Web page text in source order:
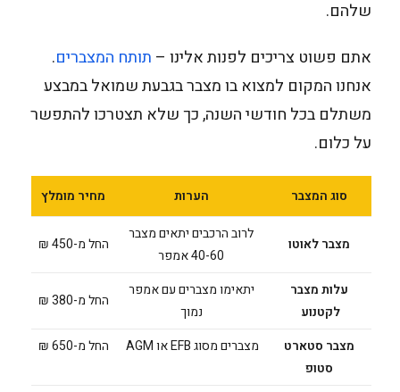
שלהם.
אתם פשוט צריכים לפנות אלינו – תותח המצברים.
אנחנו המקום למצוא בו מצבר בגבעת שמואל במבצע
משתלם בכל חודשי השנה, כך שלא תצטרכו להתפשר
על כלום.
סוג המצבר הערות מחיר מומלץ
מצבר לאוטו
לרוב הרכבים יתאים מצבר
40-60 אמפר
החל מ-450 ₪
עלות מצבר
לקטנוע
יתאימו מצברים עם אמפר
נמוך
החל מ-380 ₪
מצבר סטארט
סטופ
מצברים מסוג EFB או AGM החל מ-650 ₪